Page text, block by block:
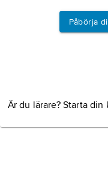
Påbörja
Är du lärare? Starta